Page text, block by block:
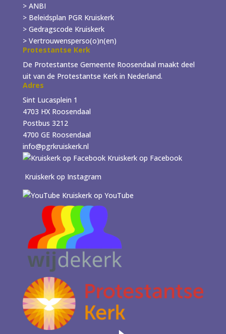
> ANBI
> Beleidsplan PGR Kruiskerk
> Gedragscode Kruiskerk
> Vertrouwensperso(o)n(en)
Protestantse Kerk
De Protestantse Gemeente Roosendaal maakt deel
uit van de Protestantse Kerk in Nederland.
Adres
Sint Lucasplein 1
4703 HX Roosendaal
Postbus 3212
4700 GE Roosendaal
info@pgrkruiskerk.nl
Kruiskerk op Facebook
Kruiskerk op Instagram
Kruiskerk op YouTube